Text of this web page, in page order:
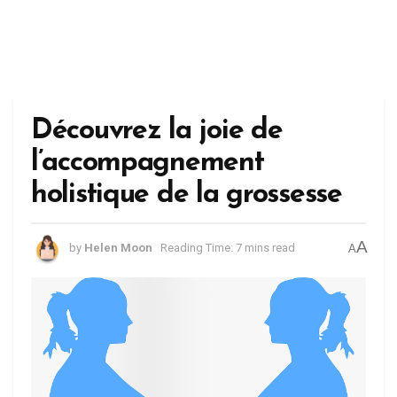
Découvrez la joie de
l’accompagnement
holistique de la grossesse
by Helen Moon Reading Time: 7 mins read AA